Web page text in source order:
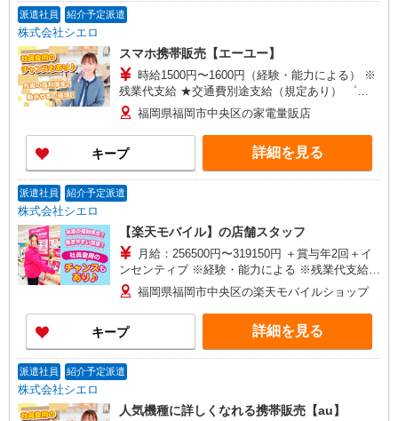
派遣社員 紹介予定派遣
株式会社シエロ
スマホ携帯販売【エーユー】
時給1500円〜1600円（経験・能力による） ※
残業代支給 ★交通費別途支給（規定あり） ゜
+゜・。○。・゜+゜・。○。・゜+゜ 入社祝い金10
万円支給(規定有) お友達を紹介頂くと, インセンテ
ィブ支給(規定有) ★月2回払い・週払い可能（規程
有）★ ゜・。○。・゜+゜・。○。・゜+゜
福岡県福岡市中央区の家電量販店
キープ 詳細を見る
派遣社員 紹介予定派遣
株式会社シエロ
【楽天モバイル】の店舗スタッフ
月給：256500円〜319150円 ＋賞与年2回＋イ
ンセンティブ ※経験・能力による ※残業代支給
★交通費別途支給（規定あり） ゜+゜・。○。・゜
+゜・。○。・゜+゜ 入社祝い金10万円支給(規定
有) お友達を紹介頂くと, インセンティブ支給(規定
有) ゜・。○。・゜+゜・。○。・゜+゜
福岡県福岡市中央区の楽天モバイルショップ
キープ 詳細を見る
派遣社員 紹介予定派遣
株式会社シエロ
人気機種に詳しくなれる携帯販売【au】